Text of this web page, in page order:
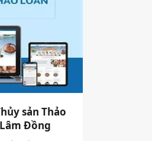
sản Thảo
Đồng